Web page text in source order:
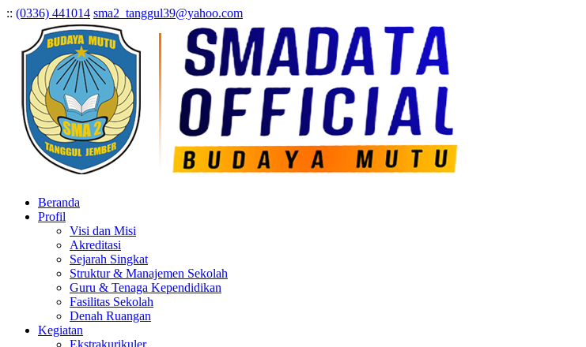
:: (0336) 441014 sma2_tanggul39@yahoo.com
Beranda
Profil
Visi dan Misi
Akreditasi
Sejarah Singkat
Struktur & Manajemen Sekolah
Guru & Tenaga Kependidikan
Fasilitas Sekolah
Denah Ruangan
Kegiatan
Ekstrakurikuler